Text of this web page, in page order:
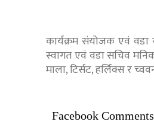
कार्यक्रम संयोजक एवं वडा
स्वागत एवं वडा सचिव
माला, टिर्सट, हर्लिक्स र
Facebook